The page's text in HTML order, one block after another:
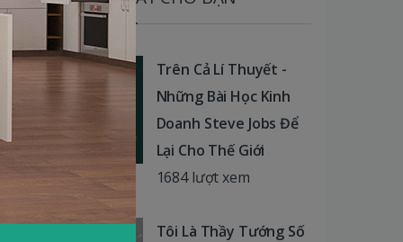
Trên Cả Lí Thuyết -
Những Bài Học Kinh
Doanh Steve Jobs Để
Lại Cho Thế Giới
1684 lượt xem
Tôi Là Thầy Tướng Số